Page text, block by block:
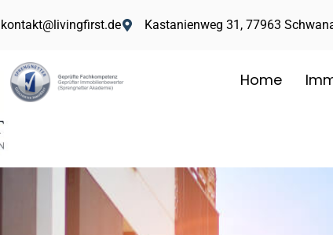
kontakt@livingfirst.de Kastanienweg 31, 77963
Home